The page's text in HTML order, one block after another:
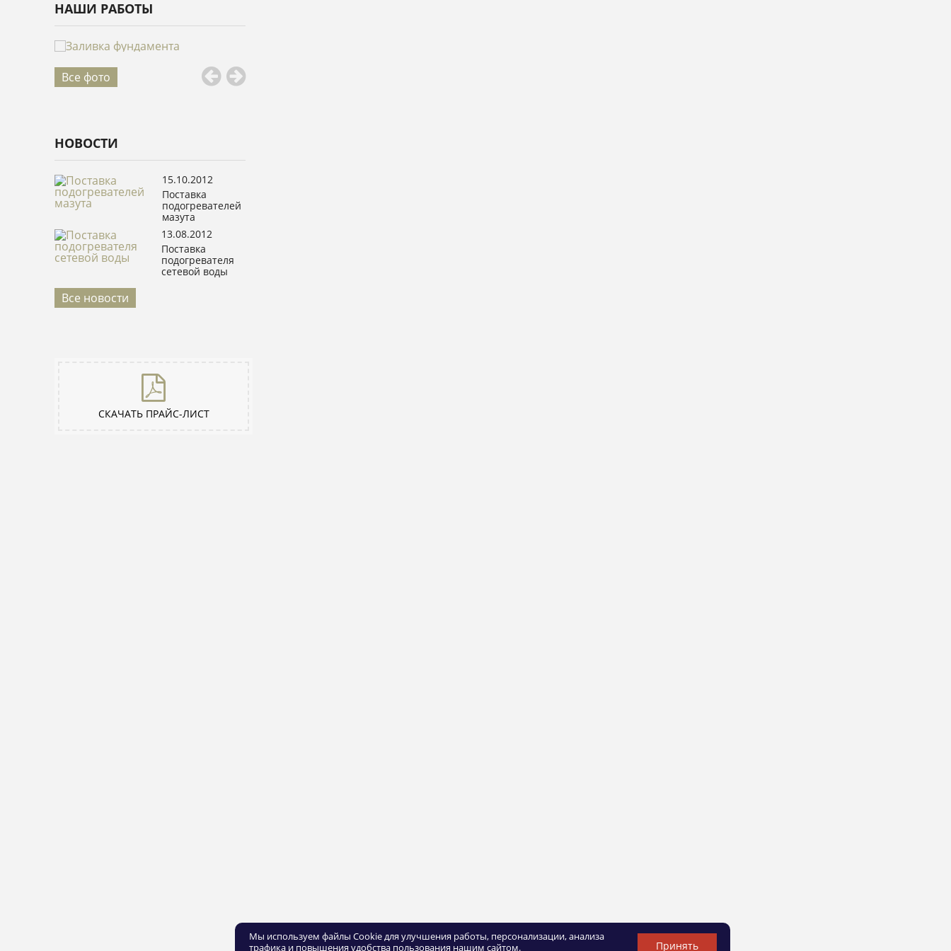
НАШИ РАБОТЫ
Все фото
НОВОСТИ
15.10.2012
Поставка
подогревателей
мазута
13.08.2012
Поставка
подогревателя
сетевой воды
Все новости
СКАЧАТЬ ПРАЙС-ЛИСТ
Мы используем файлы Cookie для улучшения работы, персонализации, анализа
трафика и повышения удобства пользования нашим сайтом.
Принять